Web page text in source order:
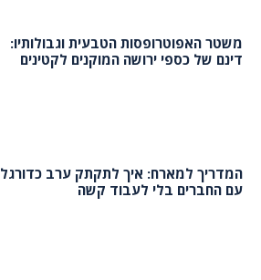
משטר האפוטרופסות הטבעית וגבולותיו:
דינם של כספי ירושה המוקנים לקטינים
המדריך למארח: איך לתקתק ערב כדורגל
עם החברים בלי לעבוד קשה